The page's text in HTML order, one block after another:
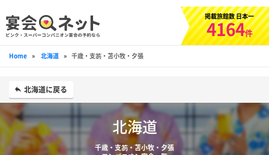
掲載旅館数 日本一
4164件
Home » 北海道 » 千歳・支笏・苫小牧・夕張
北海道に戻る
北海道
千歳・支笏・苫小牧・夕張